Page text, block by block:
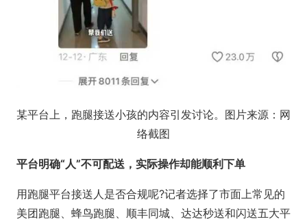
某平台上，跑腿接送小孩的内容引发讨论。图片来源：网
络截图
平台明确“人”不可配送，实际操作却能顺利下单
用跑腿平台接送人是否合规呢?记者选择了市面上常见的
美团跑腿、蜂鸟跑腿、顺丰同城、达达秒送和闪送五大平